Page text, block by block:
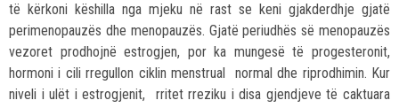
të kërkoni këshilla nga mjeku në rast se keni gjakderdhje gjatë
perimenopauzës dhe menopauzës. Gjatë periudhës së menopauzës
vezoret prodhojnë estrogjen, por ka mungesë të progesteronit,
hormoni i cili rregullon ciklin menstrual normal dhe riprodhimin. Kur
niveli i ulët i estrogjenit, rritet rreziku i disa gjendjeve të caktuara